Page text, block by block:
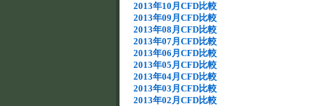
2013年10月CFD比較
2013年09月CFD比較
2013年08月CFD比較
2013年07月CFD比較
2013年06月CFD比較
2013年05月CFD比較
2013年04月CFD比較
2013年03月CFD比較
2013年02月CFD比較